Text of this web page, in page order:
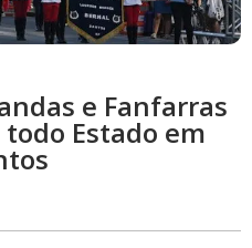
e Fanfarras
Estado em